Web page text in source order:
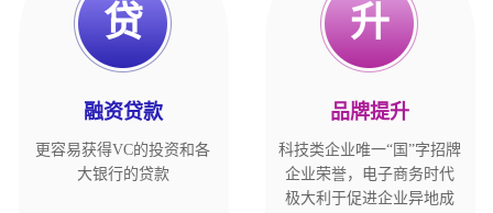
贷
融资贷款
更容易获得VC的投资和各
大银行的贷款
升
品牌提升
科技类企业唯一“国”字招牌
企业荣誉，电子商务时代
极大利于促进企业异地成